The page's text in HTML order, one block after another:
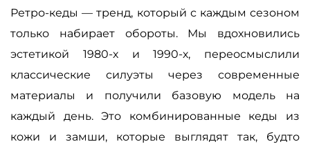
Ретро-кеды — тренд, который с каждым сезоном
только набирает обороты. Мы вдохновились
эстетикой 1980-х и 1990-х, переосмыслили
классические силуэты через современные
материалы и получили базовую модель на
каждый день. Это комбинированные кеды из
кожи и замши, которые выглядят так, будто